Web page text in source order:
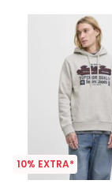
toegepast.
10% EXTRA*